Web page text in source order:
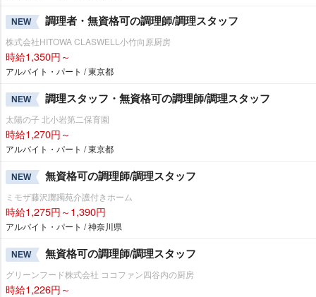
NEW 調理者・無資格可の調理師/調理スタッフ
株式会社HITOWA CLASWELL小竹向原厨房
時給1,350円～
アルバイト・パート / 東京都
NEW 調理スタッフ・無資格可の調理師/調理スタッフ
太陽の子 北小岩第二保育園
時給1,270円～
アルバイト・パート / 東京都
NEW 無資格可の調理師/調理スタッフ
ミモザ藤沢躑躅苑介護付きホーム
時給1,275円～1,390円
アルバイト・パート / 神奈川県
NEW 無資格可の調理師/調理スタッフ
グリーンフード株式会社 ココファン四谷内の厨房
時給1,226円～